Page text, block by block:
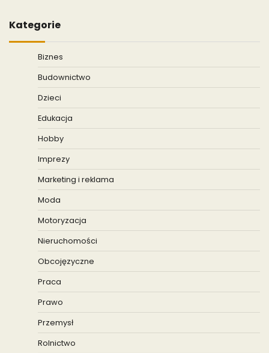
Kategorie
Biznes
Budownictwo
Dzieci
Edukacja
Hobby
Imprezy
Marketing i reklama
Moda
Motoryzacja
Nieruchomości
Obcojęzyczne
Praca
Prawo
Przemysł
Rolnictwo